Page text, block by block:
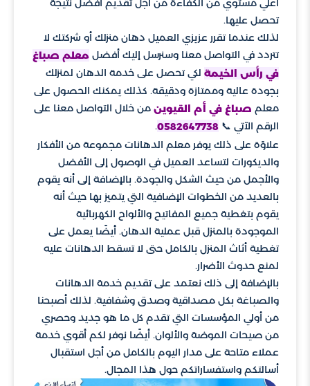
أعلي مستوي من الكفاءة من أجل تقديم أفضل نتيجة
تحصل عليها.
لذلك عندما تقرر عزيزي العميل دهان منزلك أو شركتك لا
تتردد في التواصل معنا وسنرسل إليك أفضل معلم صباغ
في رأس الخيمة لكي تحصل على خدمة الدهان لمنزلك
بجودة عالية وممتازة ودقيقة. كذلك يمكنك الحصول على
معلم صباغ في أم القيوين من خلال التواصل معنا على
الرقم الآتي 📞 0582647738
.
علاوًة على ذلك يوفر معلم الدهانات مجموعة من الأفكار
والديكورات لتساعد العميل في الوصول إلى الأفضل
والأجمل من حيث الشكل والجودة. بالإضافة إلى أنه يقوم
بالعديد من الخطوات الإضافية التي يتميز بها حيث أنه
يقوم بتغطية جميع المفاتيح والألواح الكهربائية
الموجودة بالمنزل قبل عملية الدهان. أيضًا يعمل على
تغطية أثاث المنزل بالكامل حتى لا تسقط الدهانات عليه
لمنع حدوث الأضرار.
بالإضافة إلى ذلك نعتمد على تقديم خدمة الدهانات
والصباغة بكل مصداقية وصدق وشفافية. لذلك أصبحنا
من أولي المؤسسات التي تقدم كل ما هو جديد وحصري
من صيحات الموضة والألوان. أيضًا نوفر لكم أقوي خدمة
عملاء متاحة على مدار اليوم بالكامل من أجل استقبال
أسالتكم واستفساراتكم حول هذا المجال.